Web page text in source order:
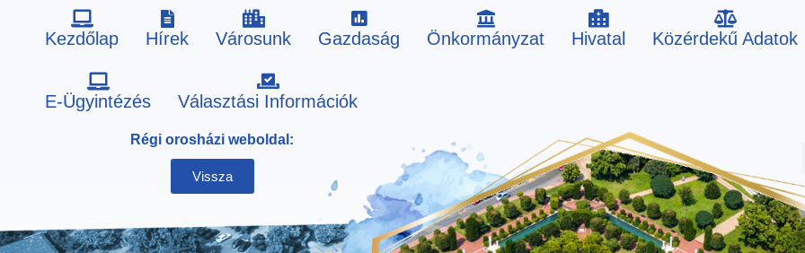
Kezdőlap Hírek Városunk Gazdaság Önkormányzat Hivatal Közérdekű Adatok
E-Ügyintézés Választási Információk
Régi orosházi weboldal:
Vissza